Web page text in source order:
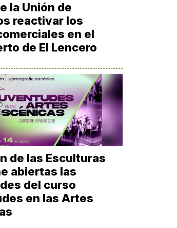
la Unión de
reactivar los
en el
de El Lencero
de las Esculturas
abiertas las
del curso
en las Artes